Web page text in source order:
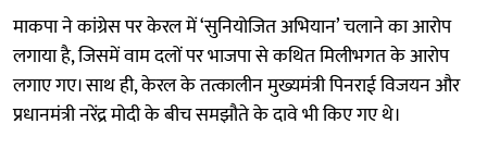
माकपा ने कांग्रेस पर केरल में ‘सुनियोजित अभियान’ चलाने का आरोप
लगाया है, जिसमें वाम दलों पर भाजपा से कथित मिलीभगत के आरोप
लगाए गए। साथ ही, केरल के तत्कालीन मुख्यमंत्री पिनराई विजयन और
प्रधानमंत्री नरेंद्र मोदी के बीच समझौते के दावे भी किए गए थे।